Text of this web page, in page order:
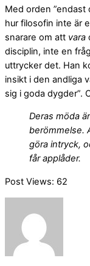
Med orden ”endast
hur filosofin inte är
snarare om att vara
disciplin, inte en
uttrycker det. Han
insikt i den andliga
sig i goda dygder”.
Deras möda
berömmelse.
göra intryck,
får applåder.
Post Views: 62